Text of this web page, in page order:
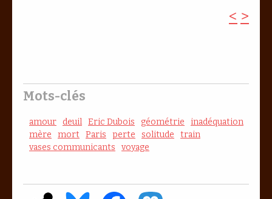
< >
Mots-clés
amour deuil Eric Dubois géométrie
inadéquation
mère
mort Paris perte solitude
train
vases communicants
voyage